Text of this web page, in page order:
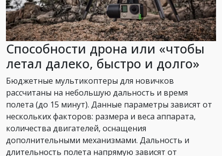
Способности дрона или «чтобы
летал далеко, быстро и долго»
Бюджетные мультикоптеры для новичков
рассчитаны на небольшую дальность и время
полета (до 15 минут). Данные параметры зависят от
нескольких факторов: размера и веса аппарата,
количества двигателей, оснащения
дополнительными механизмами. Дальность и
длительность полета напрямую зависят от